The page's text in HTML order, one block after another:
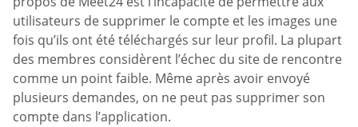
utilisateurs de supprimer le compte et les images une
fois qu’ils ont été téléchargés sur leur profil. La plupart
des membres considèrent l’échec du site de rencontre
comme un point faible. Même après avoir envoyé
plusieurs demandes, on ne peut pas supprimer son
compte dans l’application.